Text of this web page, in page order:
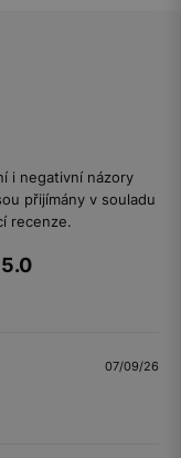
i negativní názory
přijímány v souladu
recenze.
5.0
07/09/26